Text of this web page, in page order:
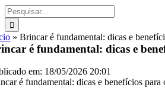
Buscar
resultados
para:
»Brincar é fundamental: dicas e
é fundamental: dicas e
em: 18/05/2026 20:01
é fundamental: dicas e benefícios